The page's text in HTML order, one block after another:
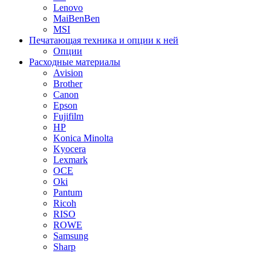
Lenovo
MaiBenBen
MSI
Печатающая техника и опции к ней
Опции
Расходные материалы
Avision
Brother
Canon
Epson
Fujifilm
HP
Konica Minolta
Kyocera
Lexmark
OCE
Oki
Pantum
Ricoh
RISO
ROWE
Samsung
Sharp